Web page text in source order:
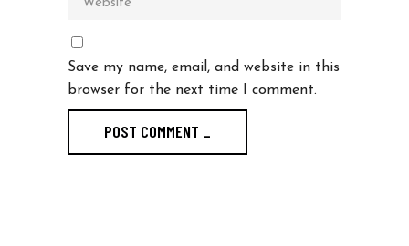
Save my name, email, and website in this
browser for the next time I comment.
POST COMMENT _